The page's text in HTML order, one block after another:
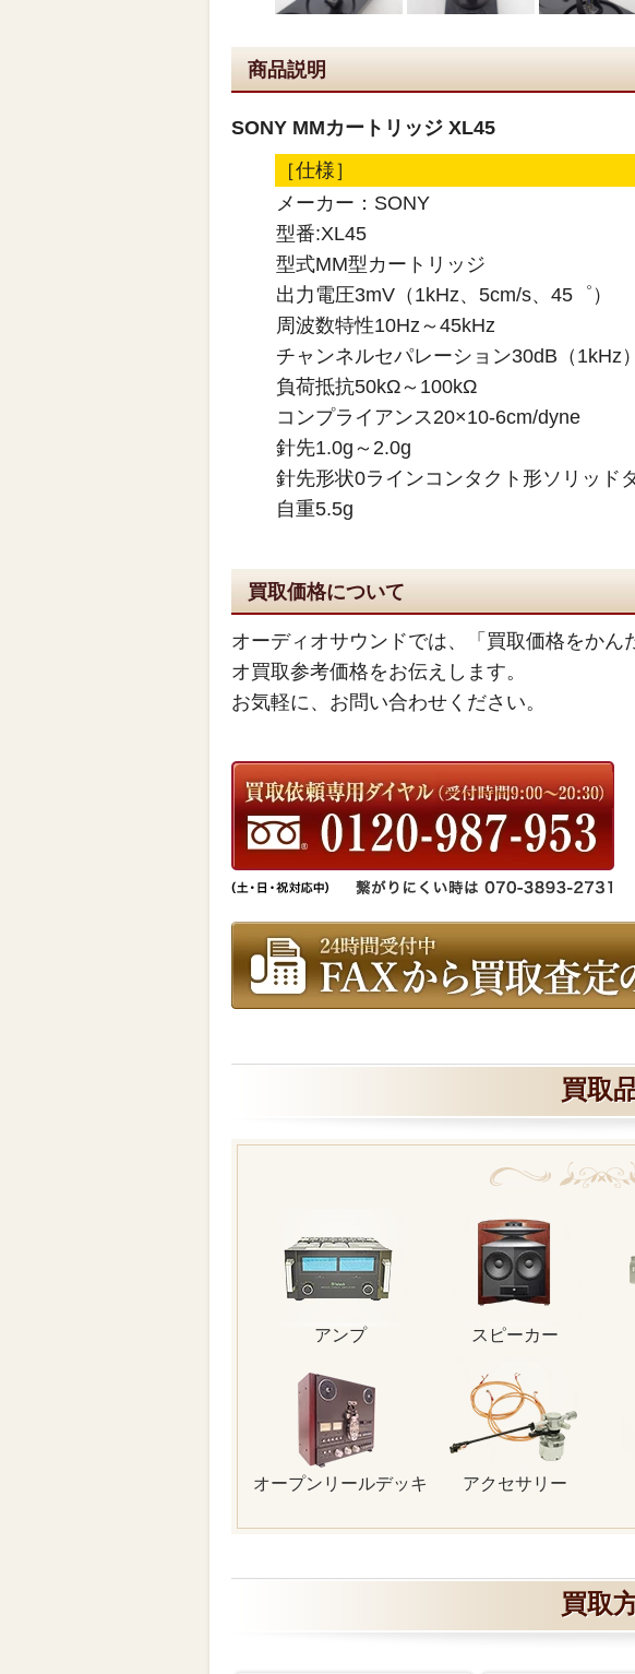
商品説明
SONY MMカートリッジ XL45
［仕様］
メーカー：SONY
型番:XL45
型式MM型カートリッジ
出力電圧3mV（1kHz、5cm/s、45゜）
周波数特性10Hz～45kHz
チャンネルセパレーション30dB（1kHz）
負荷抵抗50kΩ～100kΩ
コンプライアンス20×10-6cm/dyne
針先1.0g～2.0g
針先形状0ラインコンタクト形ソリッド
自重5.5g
買取価格について
オーディオサウンドでは、「買取価格をかん
オ買取参考価格をお伝えします。
お気軽に、お問い合わせください。
買取
アンプ スピーカー
オープンリールデッキ アクセサリー
買取